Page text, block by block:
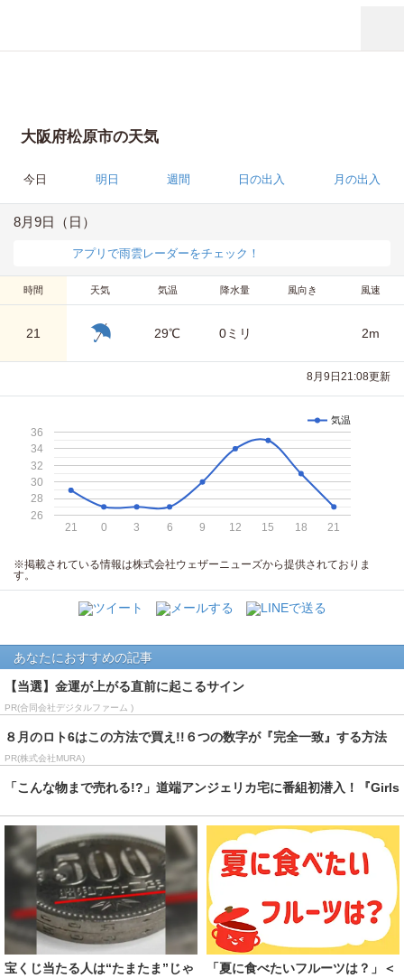
大阪府松原市の天気
今日 明日 週間 日の出入 月の出入
8月9日（日）
アプリで雨雲レーダーをチェック！
時間 天気 気温 降水量 風向き 風速
21 29℃ 0ミリ 2m
8月9日21:08更新
気温
21 0 3 6 9 12 15 18 21
26
28
30
32
34
36
※掲載されている情報は株式会社ウェザーニューズから提供されておりま
す。
あなたにおすすめの記事
【当選】金運が上がる直前に起こるサイン
PR(合同会社デジタルファーム )
８月のロト6はこの方法で買え!!６つの数字が『完全一致』する方法
PR(株式会社MURA)
「こんな物まで売れる!?」道端アンジェリカ宅に番組初潜入！『Girls
宝くじ当たる人は“たまたま”じゃ
「夏に食べたいフルーツは？」＜